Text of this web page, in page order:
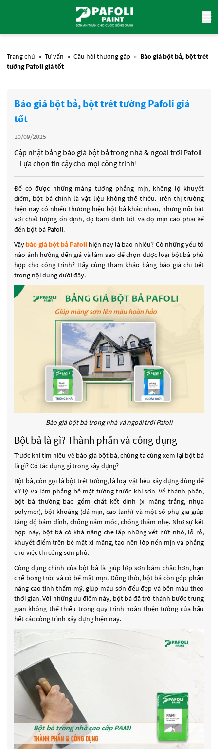
Trang chủ » Tư vấn » Câu hỏi thường gặp » Báo giá bột bả, bột trét
tường Pafoli giá tốt
Báo giá bột bả, bột trét tường Pafoli giá
tốt
10/09/2025
Cập nhật bảng báo giá bột bả trong nhà & ngoài trời Pafoli
– Lựa chọn tin cậy cho mọi công trình!
Để có được những mảng tường phẳng mịn, không lộ khuyết
điểm, bột bả chính là vật liệu không thể thiếu. Trên thị trường
hiện nay có nhiều thương hiệu bột bả khác nhau, nhưng nổi bật
với chất lượng ổn định, độ bám dính tốt và độ mịn cao phải kể
đến bột bả Pafoli.
Vậybáo giá bột bả Pafoli hiện nay là bao nhiêu? Có những yếu tố
nào ảnh hưởng đến giá và làm sao để chọn được loại bột bả phù
hợp cho công trình? Hãy cùng tham khảo bảng báo giá chi tiết
trong nội dung dưới đây.
Báo giá bột bả trong nhà và ngoài trời Pafoli
Bột bả là gì? Thành phần và công dụng
Trước khi tìm hiểu về báo giá bột bả, chúng ta cùng xem lại bột bả
là gì? Có tác dụng gì trong xây dựng?
Bột bả, còn gọi là bột trét tường, là loại vật liệu xây dựng dùng để
xử lý và làm phẳng bề mặt tường trước khi sơn. Về thành phần,
bột bả thường bao gồm chất kết dính (xi măng trắng, nhựa
polymer), bột khoáng (đá mịn, cao lanh) và một số phụ gia giúp
tăng độ bám dính, chống nấm mốc, chống thấm nhẹ. Nhờ sự kết
hợp này, bột bả có khả năng che lấp những vết nứt nhỏ, lỗ rỗ,
khuyết điểm trên bề mặt xi măng, tạo nên lớp nền mịn và phẳng
cho việc thi công sơn phủ.
Công dụng chính của bột bả là giúp lớp sơn bám chắc hơn, hạn
chế bong tróc và có bề mặt mịn. Đồng thời, bột bả còn góp phần
nâng cao tính thẩm mỹ, giúp màu sơn đều đẹp và bền màu theo
thời gian. Với những ưu điểm này, bột bả đã trở thành bước trung
gian không thể thiếu trong quy trình hoàn thiện tường của hầu
hết các công trình xây dựng hiện nay.